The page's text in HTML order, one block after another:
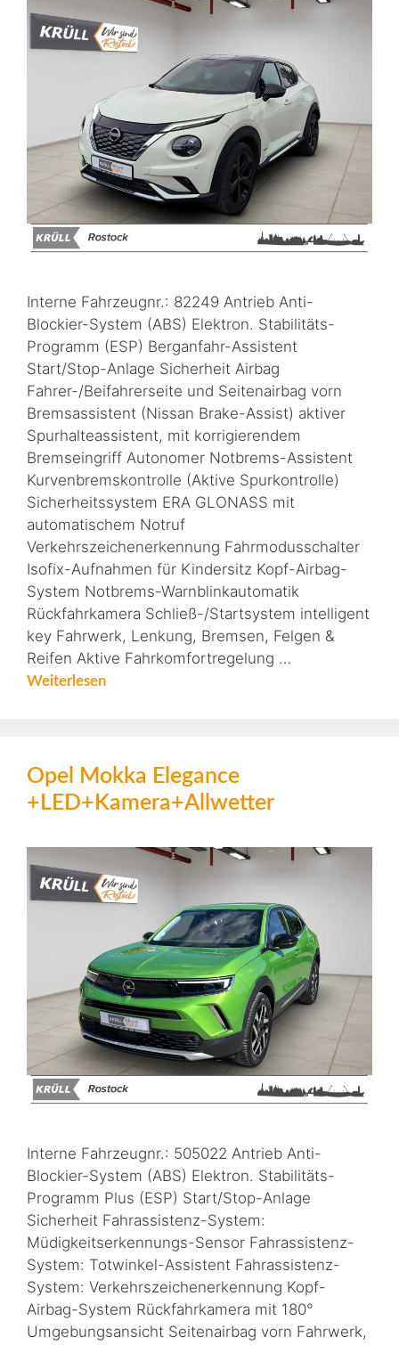
Interne Fahrzeugnr.: 82249 Antrieb Anti-
Blockier-System (ABS) Elektron. Stabilitäts-
Programm (ESP) Berganfahr-Assistent
Start/Stop-Anlage Sicherheit Airbag
Fahrer-/Beifahrerseite und Seitenairbag vorn
Bremsassistent (Nissan Brake-Assist) aktiver
Spurhalteassistent, mit korrigierendem
Bremseingriff Autonomer Notbrems-Assistent
Kurvenbremskontrolle (Aktive Spurkontrolle)
Sicherheitssystem ERA GLONASS mit
automatischem Notruf
Verkehrszeichenerkennung Fahrmodusschalter
Isofix-Aufnahmen für Kindersitz Kopf-Airbag-
System Notbrems-Warnblinkautomatik
Rückfahrkamera Schließ-/Startsystem intelligent
key Fahrwerk, Lenkung, Bremsen, Felgen &
Reifen Aktive Fahrkomfortregelung …
Weiterlesen
Opel Mokka Elegance
+LED+Kamera+Allwetter
Interne Fahrzeugnr.: 505022 Antrieb Anti-
Blockier-System (ABS) Elektron. Stabilitäts-
Programm Plus (ESP) Start/Stop-Anlage
Sicherheit Fahrassistenz-System:
Müdigkeitserkennungs-Sensor Fahrassistenz-
System: Totwinkel-Assistent Fahrassistenz-
System: Verkehrszeichenerkennung Kopf-
Airbag-System Rückfahrkamera mit 180°
Umgebungsansicht Seitenairbag vorn Fahrwerk,